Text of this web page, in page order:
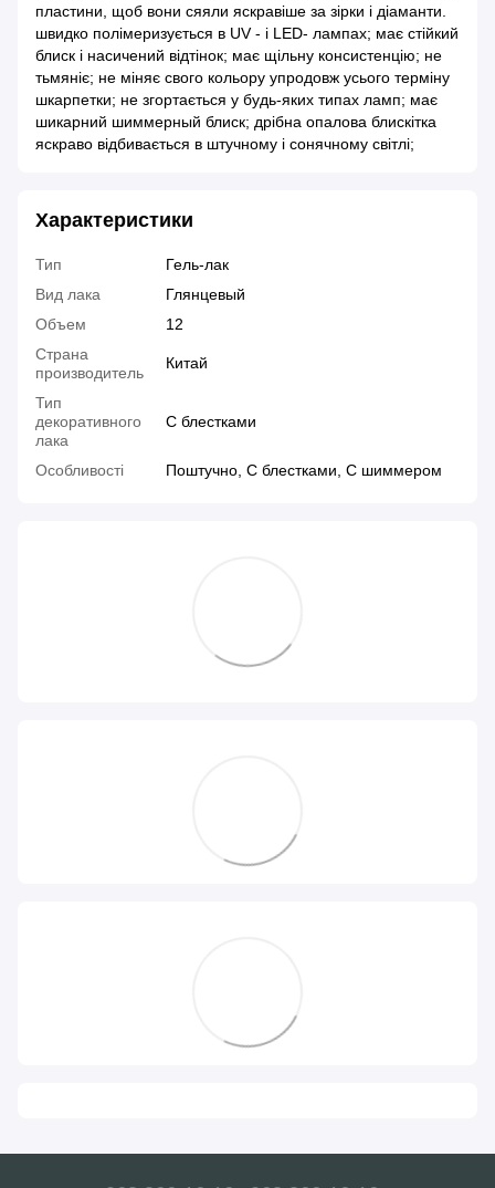
пластини, щоб вони сяяли яскравіше за зірки і діаманти.
швидко полімеризується в UV - і LED- лампах; має стійкий
блиск і насичений відтінок; має щільну консистенцію; не
тьмяніє; не міняє свого кольору упродовж усього терміну
шкарпетки; не згортається у будь-яких типах ламп; має
шикарний шиммерный блиск; дрібна опалова блискітка
яскраво відбивається в штучному і сонячному світлі;
Характеристики
Тип
Гель-лак
Вид лака
Глянцевый
Объем
12
Страна
производитель
Китай
Тип
декоративного
лака
С блестками
Особливості Поштучно, С блестками, С шиммером